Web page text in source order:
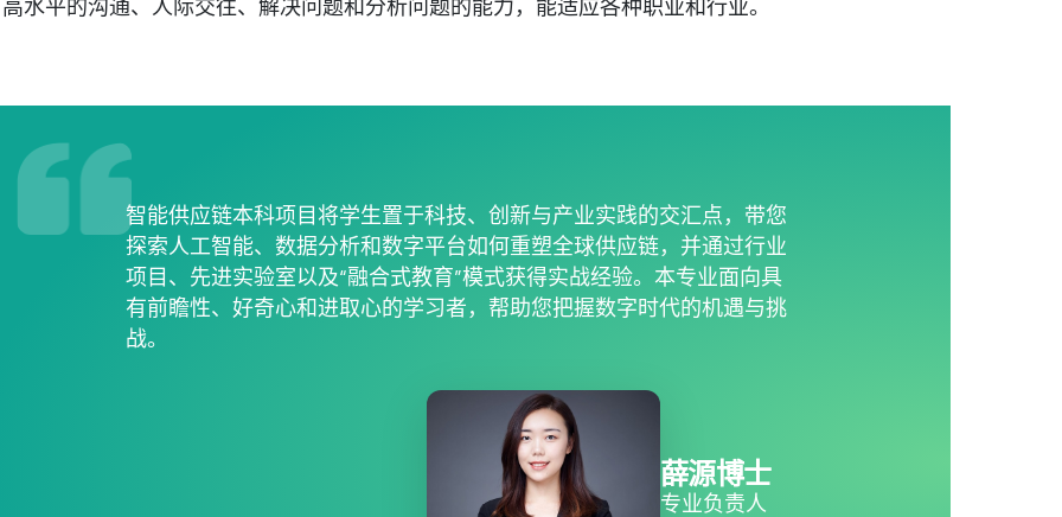
高水平的沟通、人际交往、解决问题和分析问题的能力，能适应各种职业和行业。
智能供应链本科项目将学生置于科技、创新与产业实践的交汇点，带您
探索人工智能、数据分析和数字平台如何重塑全球供应链，并通过行业
项目、先进实验室以及“融合式教育”模式获得实战经验。本专业面向具
有前瞻性、好奇心和进取心的学习者，帮助您把握数字时代的机遇与挑
战。
薛源博士
专业负责人